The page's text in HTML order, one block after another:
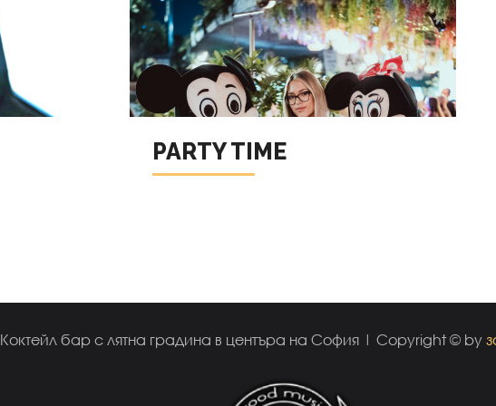
PARTY TIME
Коктейл бар с лятна градина в центъра на София | Copyright © by